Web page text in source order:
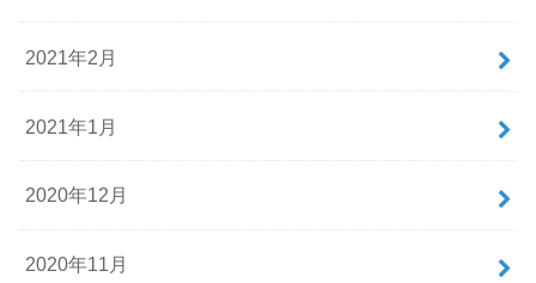
2021年2月
2021年1月
2020年12月
2020年11月